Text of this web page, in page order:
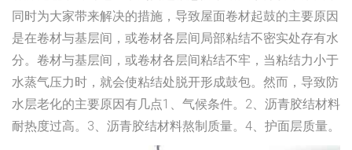
同时为大家带来解决的措施，导致屋面卷材起鼓的主要原因
是在卷材与基层间，或卷材各层间局部粘结不密实处存有水
分。卷材与基层间，或卷材各层间粘结不牢，当粘结力小于
水蒸气压力时，就会使粘结处脱开形成鼓包。然而，导致防
水层老化的主要原因有几点1、气候条件。2、沥青胶结材料
耐热度过高。3、沥青胶结材料熬制质量。4、护面层质量。